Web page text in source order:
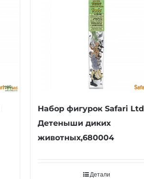
Набор фигурок Safari Ltd
Детеныши диких
животных,680004
Детали